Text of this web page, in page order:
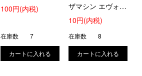
100円(内税)
在庫数 7
ザマシン エヴォリ
ューション
10円(内税)
在庫数 8